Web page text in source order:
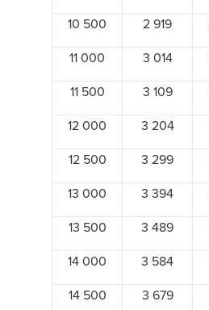
10 500
2 919
11 000
3 014
11 500
3 109
12 000
3 204
12 500
3 299
13 000
3 394
13 500
3 489
14 000
3 584
14 500
3 679